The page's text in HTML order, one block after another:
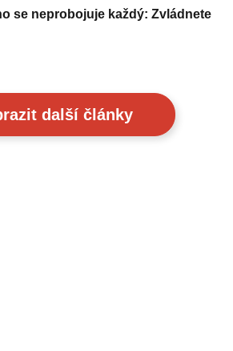
se neprobojuje každý: Zvládnete
další články